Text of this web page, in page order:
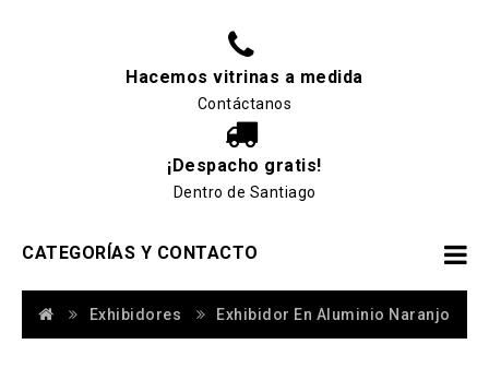
Hacemos vitrinas a medida
Contáctanos
¡Despacho gratis!
Dentro de Santiago
CATEGORÍAS Y CONTACTO
Exhibidores Exhibidor En Aluminio Naranjo